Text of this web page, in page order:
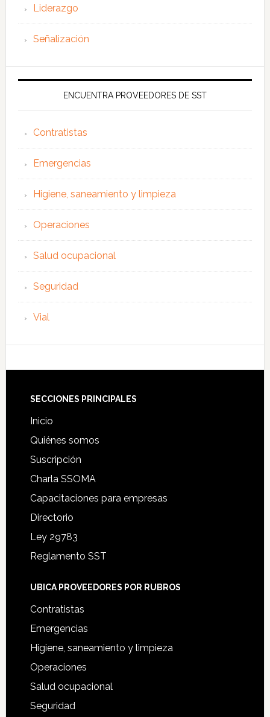
Liderazgo
Señalización
ENCUENTRA PROVEEDORES DE SST
Contratistas
Emergencias
Higiene, saneamiento y limpieza
Operaciones
Salud ocupacional
Seguridad
Vial
Footer
SECCIONES PRINCIPALES
Inicio
Quiénes somos
Suscripción
Charla SSOMA
Capacitaciones para empresas
Directorio
Ley 29783
Reglamento SST
UBICA PROVEEDORES POR RUBROS
Contratistas
Emergencias
Higiene, saneamiento y limpieza
Operaciones
Salud ocupacional
Seguridad